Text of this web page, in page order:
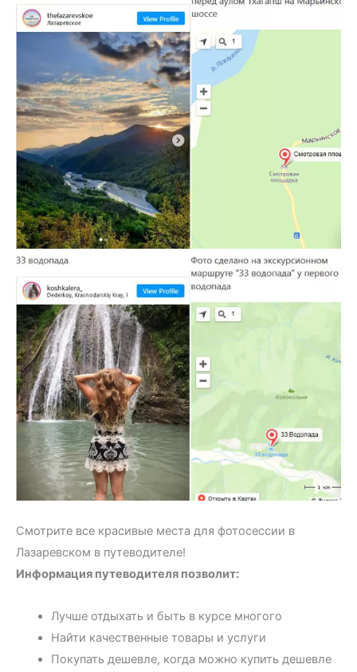
Смотрите все красивые места для фотосессии в
Лазаревском в путеводителе!
Информация путеводителя позволит:
Лучше отдыхать и быть в курсе многого
Найти качественные товары и услуги
Покупать дешевле, когда можно купить дешевле